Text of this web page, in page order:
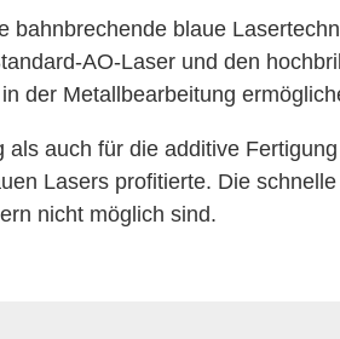
bahnbrechende blaue
AO-Laser und den
der Metallbearbeitung
auch für die additive
Lasers profitierte. Die schnelle
nicht möglich sind.